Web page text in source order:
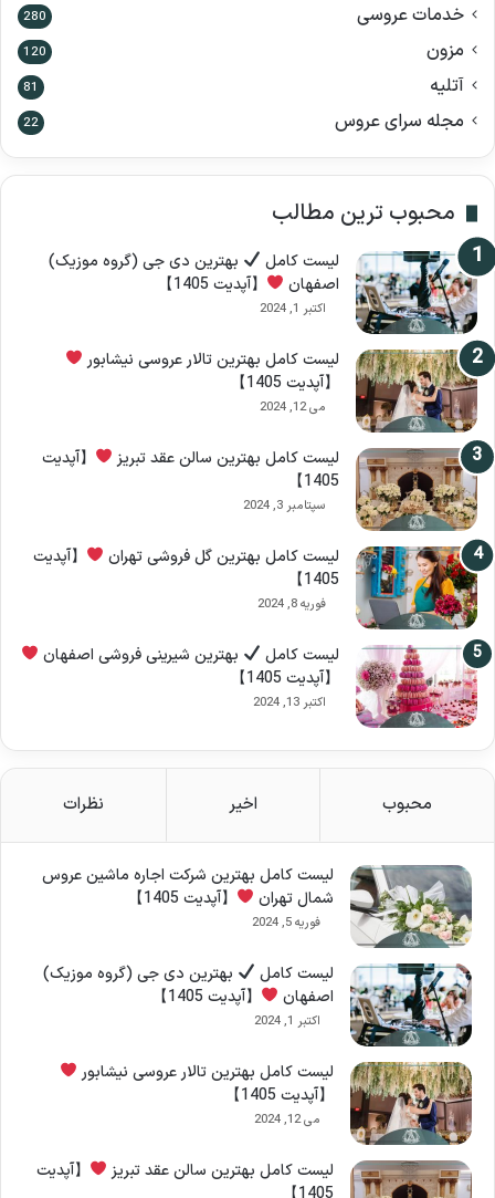
خدمات عروسی 280
مزون 120
آتلیه 81
مجله سرای عروس 22
محبوب ترین مطالب
لیست کامل
بهترین دی جی (گروه موزیک)
اصفهان
【آپدیت 1405】
اکتبر 1, 2024
لیست کامل بهترین تالار عروسی نیشابور
【آپدیت 1405】
می 12, 2024
لیست کامل بهترین سالن عقد تبریز
【آپدیت
1405】
سپتامبر 3, 2024
لیست کامل بهترین گل فروشی تهران
【آپدیت
1405】
فوریه 8, 2024
لیست کامل
بهترین شیرینی فروشی اصفهان
【آپدیت 1405】
اکتبر 13, 2024
محبوب اخیر نظرات
لیست کامل بهترین شرکت اجاره ماشین عروس
شمال تهران
【آپدیت 1405】
فوریه 5, 2024
لیست کامل
بهترین دی جی (گروه موزیک)
اصفهان
【آپدیت 1405】
اکتبر 1, 2024
لیست کامل بهترین تالار عروسی نیشابور
【آپدیت 1405】
می 12, 2024
لیست کامل بهترین سالن عقد تبریز
【آپدیت